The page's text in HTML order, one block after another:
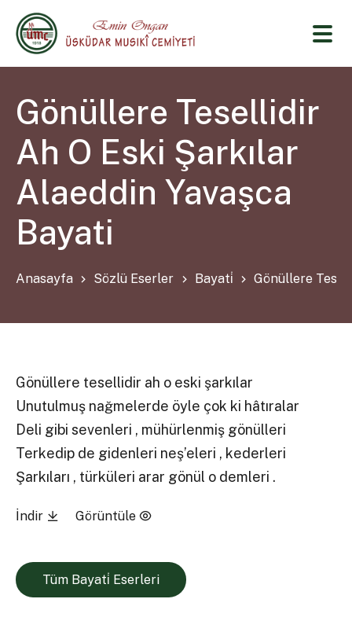
Gönüllere Tesellidir
Ah O Eski Şarkılar
Alaeddin Yavaşca
Bayati
Anasayfa Sözlü Eserler Bayati̇ Gönüllere
Gönüllere tesellidir ah o eski şarkılar
Unutulmuş nağmelerde öyle çok ki hâtıralar
Deli gibi sevenleri , mühürlenmiş gönülleri
Terkedip de gidenleri neş’eleri , kederleri
Şarkıları , türküleri arar gönül o demleri .
İndir Görüntüle
Tüm Bayati̇ Eserleri